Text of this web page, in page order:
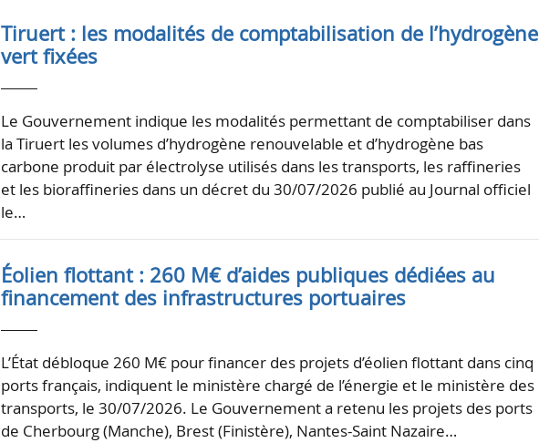
Tiruert : les modalités de comptabilisation de l’hydrogène
vert fixées
Le Gouvernement indique les modalités permettant de comptabiliser dans
la Tiruert les volumes d’hydrogène renouvelable et d’hydrogène bas
carbone produit par électrolyse utilisés dans les transports, les raffineries
et les bioraffineries dans un décret du 30/07/2026 publié au Journal officiel
le…
Éolien flottant : 260 M€ d’aides publiques dédiées au
financement des infrastructures portuaires
L’État débloque 260 M€ pour financer des projets d’éolien flottant dans cinq
ports français, indiquent le ministère chargé de l’énergie et le ministère des
transports, le 30/07/2026. Le Gouvernement a retenu les projets des ports
de Cherbourg (Manche), Brest (Finistère), Nantes-Saint Nazaire…